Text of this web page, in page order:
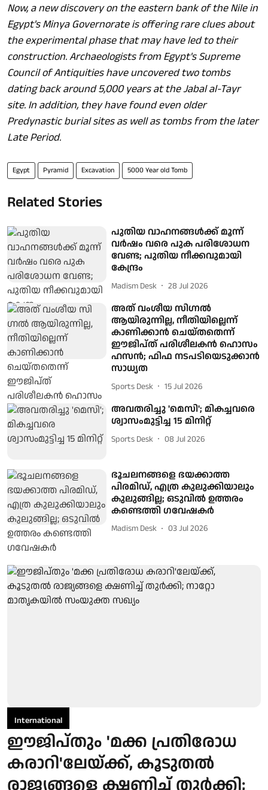
Now, a new discovery on the eastern bank of the Nile in
Egypt's Minya Governorate is offering rare clues about
the experimental phase that may have led to their
construction. Archaeologists from Egypt's Supreme
Council of Antiquities have uncovered two tombs
dating back around 5,000 years at the Jabal al-Tayr
site. In addition, they have found even older
Predynastic burial sites as well as tombs from the later
Late Period.
Egypt Pyramid Excavation 5000 Year old Tomb
Related Stories
പുതിയ വാഹനങ്ങൾക്ക് മൂന്ന്
വർഷം വരെ പുക പരിശോധന
വേണ്ട; പുതിയ നീക്കവുമായി
കേന്ദ്രം
Madism Desk 28 Jul 2026
അത് വംശീയ സി​ഗ്നൽ
ആയിരുന്നില്ല, നീതിയില്ലെന്ന്
കാണിക്കാൻ ചെയ്തതെന്ന്
ഈജിപ്ത് പരിശീലകൻ ഹൊസം
ഹസൻ; ഫിഫ നടപടിയെടുക്കാൻ
സാധ്യത
Sports Desk 15 Jul 2026
അവതരിച്ചു 'മെസി'; മികച്ചവരെ
ശ്വാസംമുട്ടിച്ച 15 മിനിറ്റ്
Sports Desk 08 Jul 2026
ഭൂചലനങ്ങളെ ഭയക്കാത്ത
പിരമിഡ്, എത്ര കുലുക്കിയാലും
കുലുങ്ങില്ല; ഒടുവിൽ ഉത്തരം
കണ്ടെത്തി ഗവേഷകർ
Madism Desk 03 Jul 2026
International
ഈജിപ്തും 'മക്ക പ്രതിരോധ
കരാറി'ലേയ്ക്ക്, കൂടുതല്‍